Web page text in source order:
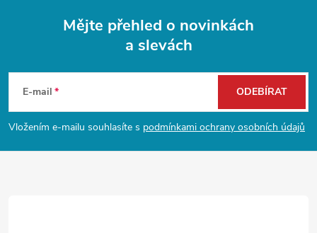
p
a
Mějte přehled o novinkách
a slevách
E-mail
Vložením e-mailu souhlasíte s podmínkami ochrany osobních údajů
ODEBÍRAT